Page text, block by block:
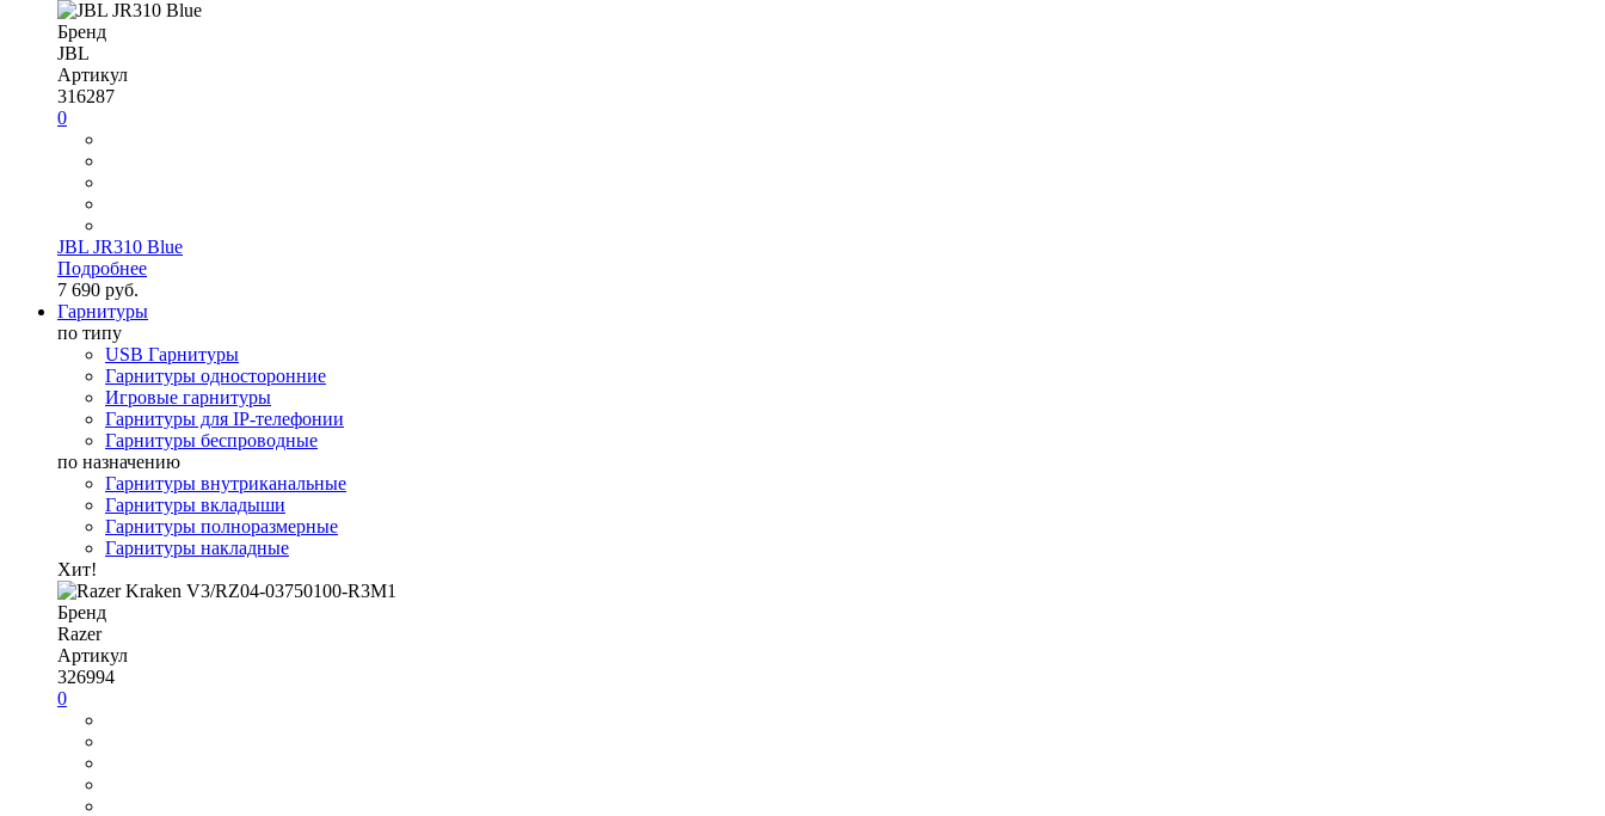
Бренд
JBL
Артикул
316287
0
JBL JR310 Blue
Подробнее
7 690 руб.
Гарнитуры
по типу
USB Гарнитуры
Гарнитуры односторонние
Игровые гарнитуры
Гарнитуры для IP-телефонии
Гарнитуры беспроводные
по назначению
Гарнитуры внутриканальные
Гарнитуры вкладыши
Гарнитуры полноразмерные
Гарнитуры накладные
Хит!
Бренд
Razer
Артикул
326994
0